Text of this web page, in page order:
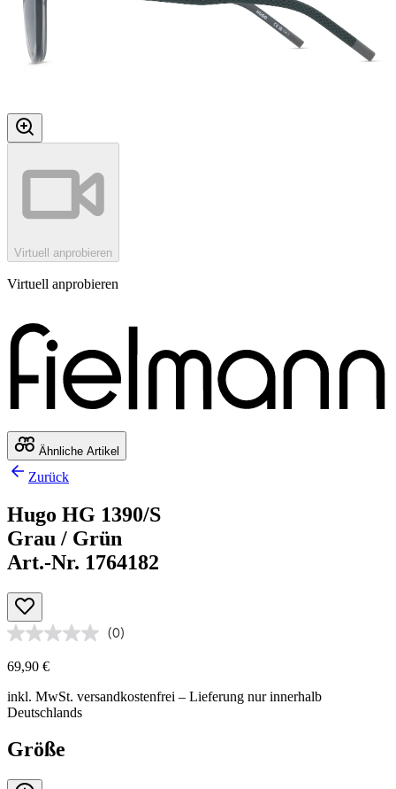
Virtuell anprobieren
Virtuell anprobieren
Ähnliche Artikel
Zurück
Hugo HG 1390/S
Grau / Grün
Art.-Nr. 1764182
(0)
69,90 €
inkl. MwSt. versandkostenfrei – Lieferung nur innerhalb
Deutschlands
Größe